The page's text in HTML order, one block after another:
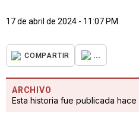
17 de abril de 2024 - 11:07 PM
COMPARTIR ...
ARCHIVO
Esta historia fue publicada hace